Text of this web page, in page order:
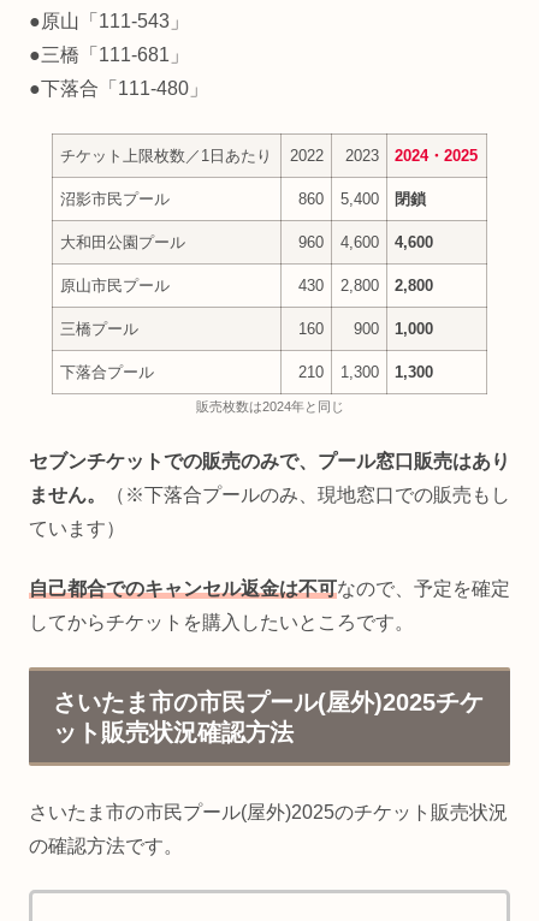
●原山「111-543」
●三橋「111-681」
●下落合「111-480」
チケット上限枚数／1日あたり 2022 2023 2024・2025
沼影市民プール 860 5,400 閉鎖
大和田公園プール 960 4,600 4,600
原山市民プール 430 2,800 2,800
三橋プール 160 900 1,000
下落合プール 210 1,300 1,300
販売枚数は2024年と同じ
セブンチケットでの販売のみで、プール窓口販売はあり
ません。
（※下落合プールのみ、現地窓口での販売もし
ています）
自己都合でのキャンセル返金は不可なので、予定を確定
してからチケットを購入したいところです。
さいたま市の市民プール(屋外)2025チケ
ット販売状況確認方法
さいたま市の市民プール(屋外)2025のチケット販売状況
の確認方法です。